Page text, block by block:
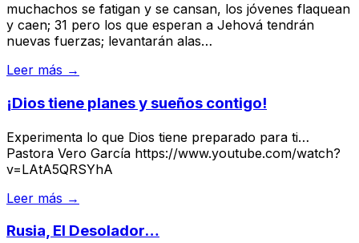
muchachos se fatigan y se cansan, los jóvenes flaquean
y caen; 31 pero los que esperan a Jehová tendrán
nuevas fuerzas; levantarán alas…
Leer más →
¡Dios tiene planes y sueños contigo!
Experimenta lo que Dios tiene preparado para ti…
Pastora Vero García https://www.youtube.com/watch?
v=LAtA5QRSYhA
Leer más →
Rusia, El Desolador…